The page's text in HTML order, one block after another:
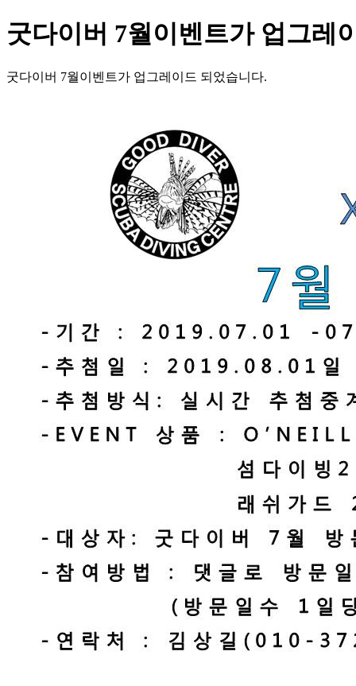
굿다이버 7월이벤트가 업그레
굿다이버 7월이벤트가 업그레이드 되었습니다.